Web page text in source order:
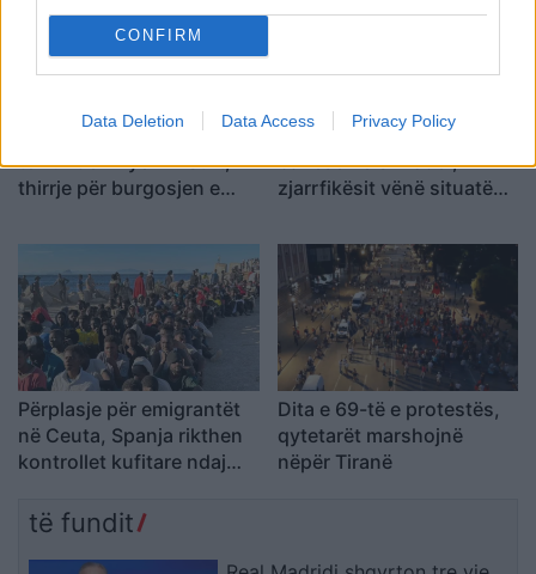
CONFIRM
Data Deletion Data Access Privacy Policy
Përfundon protesta e 69-
të kundër kryeministrit,
thirrje për burgosjen e
“Nesër do të jemi më
shumë, nuk ndalemi”
Flakët përfshijnë një
banesë në Shkodër,
zjarrfikësit vënë situatën
Përplasje për emigrantët
në Ceuta, Spanja rikthen
kontrollet kufitare ndaj
Dita e 69-të e protestës,
qytetarët marshojnë
nëpër Tiranë
të fundit